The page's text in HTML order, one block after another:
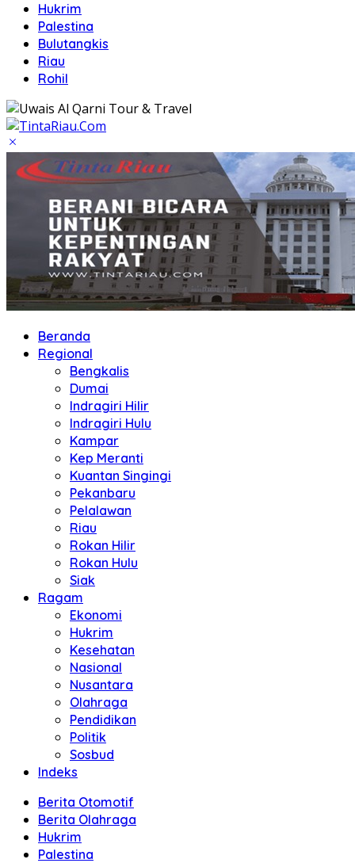
Hukrim
Palestina
Bulutangkis
Riau
Rohil
Beranda
Regional
Bengkalis
Dumai
Indragiri Hilir
Indragiri Hulu
Kampar
Kep Meranti
Kuantan Singingi
Pekanbaru
Pelalawan
Riau
Rokan Hilir
Rokan Hulu
Siak
Ragam
Ekonomi
Hukrim
Kesehatan
Nasional
Nusantara
Olahraga
Pendidikan
Politik
Sosbud
Indeks
Berita Otomotif
Berita Olahraga
Hukrim
Palestina